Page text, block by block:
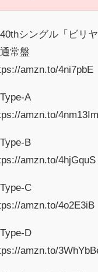
40thシングル「ビリ
通常盤
amzn.to/4ni7pbE
Type-A
amzn.to/4nm13Im
Type-B
amzn.to/4hjGquS
Type-C
amzn.to/4o2E3iB
Type-D
amzn.to/